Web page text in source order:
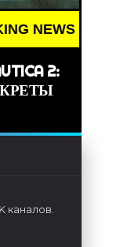
ИГРЫ ///
2:
каналов.